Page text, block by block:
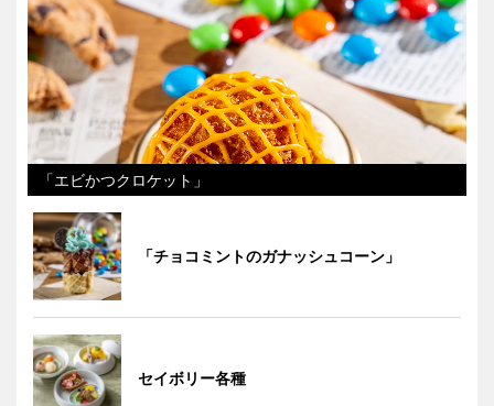
「エビかつクロケット」
「チョコミントのガナッシュコーン」
セイボリー各種